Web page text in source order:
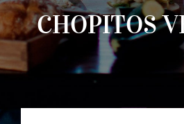
CHOPITOS